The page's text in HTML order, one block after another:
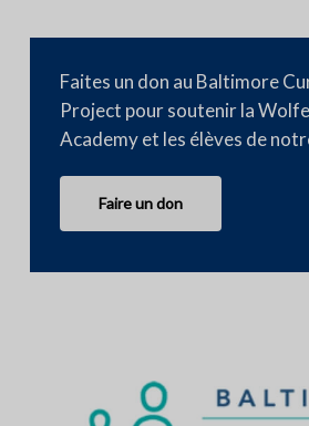
Faites un don au Baltimore
Project pour soutenir la
Academy et les élèves de
Faire un don